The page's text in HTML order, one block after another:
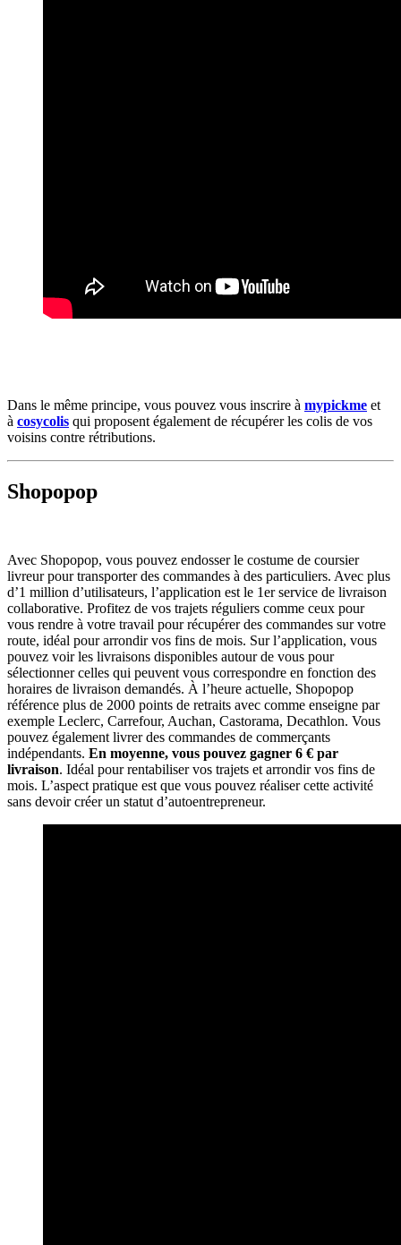
Dans le même principe, vous pouvez vous inscrire à mypickme et
à cosycolis qui proposent également de récupérer les colis de vos
voisins contre rétributions.
Shopopop
Avec Shopopop, vous pouvez endosser le costume de coursier
livreur pour transporter des commandes à des particuliers. Avec plus
d’1 million d’utilisateurs, l’application est le 1er service de livraison
collaborative. Profitez de vos trajets réguliers comme ceux pour
vous rendre à votre travail pour récupérer des commandes sur votre
route, idéal pour arrondir vos fins de mois. Sur l’application, vous
pouvez voir les livraisons disponibles autour de vous pour
sélectionner celles qui peuvent vous correspondre en fonction des
horaires de livraison demandés. À l’heure actuelle, Shopopop
référence plus de 2000 points de retraits avec comme enseigne par
exemple Leclerc, Carrefour, Auchan, Castorama, Decathlon. Vous
pouvez également livrer des commandes de commerçants
indépendants. En moyenne, vous pouvez gagner 6 € par
livraison. Idéal pour rentabiliser vos trajets et arrondir vos fins de
mois. L’aspect pratique est que vous pouvez réaliser cette activité
sans devoir créer un statut d’autoentrepreneur.